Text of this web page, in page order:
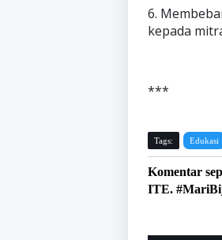
6.
kepada
***
Tags: Edukasi
Komentar
ITE.